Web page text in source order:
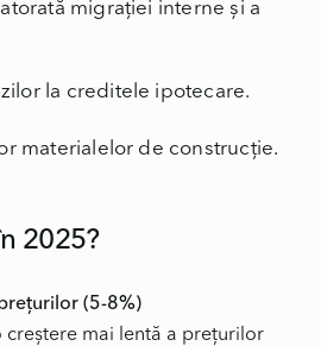
migrației interne și a
la creditele ipotecare.
materialelor de construcție.
2025?
(5-8%)
creștere mai lentă a prețurilor